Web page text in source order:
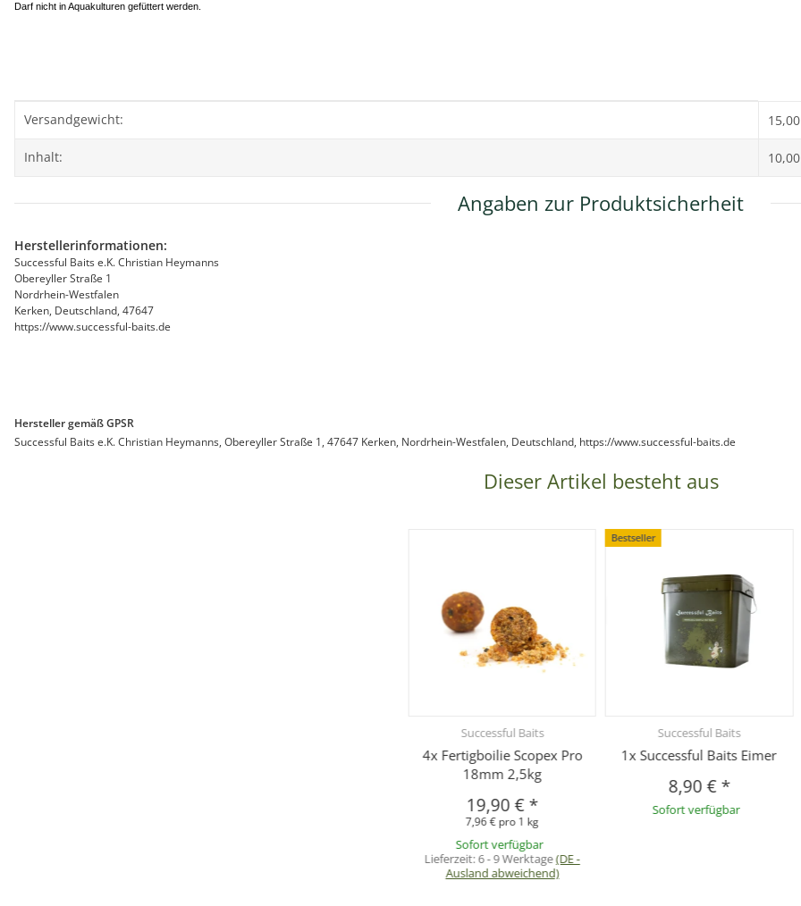
Darf nicht in Aquakulturen gefüttert werden.
Produkteigenschaft
Wert
Versandgewicht:
Inhalt:
Angaben zur Produktsicherheit
Herstellerinformationen:
Successful Baits e.K. Christian Heymanns
Obereyller Straße 1
Nordrhein-Westfalen
Kerken, Deutschland, 47647
https://www.successful-baits.de
Hersteller gemäß GPSR
Successful Baits e.K. Christian Heymanns, Obereyller Straße 1, 47647 Kerken, Nordrhein-Westfalen, Deutschland, https://www.successful-baits.de
Dieser Artikel besteht aus
Successful Baits
4x Fertigboilie Scopex Pro
18mm 2,5kg
19,90 €*
7,96 € pro 1 kg
Sofort verfügbar
Lieferzeit:6 - 9 Werktage(DE -
Ausland abweichend)
Bestseller
Successful Baits
1x Successful Baits Eimer
8,90 €*
Sofort verfügbar